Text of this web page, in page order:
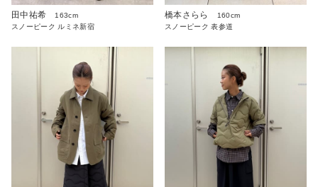
田中祐希
163cm
スノーピーク ルミネ新宿
橋本さらら
160cm
スノーピーク 表参道